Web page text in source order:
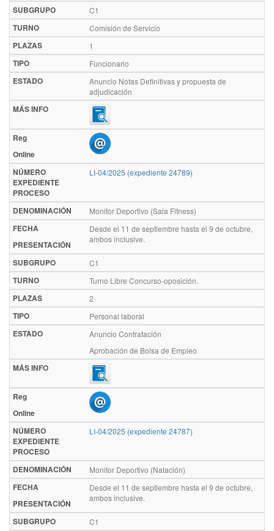
SUBGRUPO
C1
TURNO
Comisión de Servicio
PLAZAS
1
TIPO
Funcionario
ESTADO
Anuncio Notas Definitivas y propuesta de
adjudicación
MÁS INFO
Reg
Online
NÚMERO
EXPEDIENTE
PROCESO
LI-04/2025 (expediente 24789)
DENOMINACIÓN
Monitor Deportivo (Sala Fitness)
FECHA
PRESENTACIÓN
Desde el 11 de septiembre hasta el 9 de octubre,
ambos inclusive.
SUBGRUPO
C1
TURNO
Turno Libre Concurso-oposición.
PLAZAS
2
TIPO
Personal laboral
ESTADO
Anuncio Contratación
Aprobación de Bolsa de Empleo
MÁS INFO
Reg
Online
NÚMERO
EXPEDIENTE
PROCESO
LI-04/2025 (expediente 24787)
DENOMINACIÓN
Monitor Deportivo (Natación)
FECHA
PRESENTACIÓN
Desde el 11 de septiembre hasta el 9 de octubre,
ambos inclusive.
SUBGRUPO
C1